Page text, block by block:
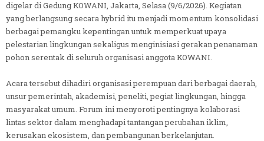
digelar di Gedung KOWANI, Jakarta, Selasa (9/6/2026). Kegiatan
yang berlangsung secara hybrid itu menjadi momentum konsolidasi
berbagai pemangku kepentingan untuk memperkuat upaya
pelestarian lingkungan sekaligus menginisiasi gerakan penanaman
pohon serentak di seluruh organisasi anggota KOWANI.
Acara tersebut dihadiri organisasi perempuan dari berbagai daerah,
unsur pemerintah, akademisi, peneliti, pegiat lingkungan, hingga
masyarakat umum. Forum ini menyoroti pentingnya kolaborasi
lintas sektor dalam menghadapi tantangan perubahan iklim,
kerusakan ekosistem, dan pembangunan berkelanjutan.